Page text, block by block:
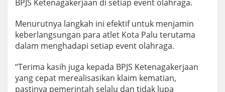
BPJS Ketenagakerjaan di setiap event olahraga.
Menurutnya langkah ini efektif untuk menjamin
keberlangsungan para atlet Kota Palu terutama
dalam menghadapi setiap event olahraga.
“Terima kasih juga kepada BPJS Ketenagakerjaan
yang cepat merealisasikan klaim kematian,
pastinya pemerintah selalu dan tidak lupa